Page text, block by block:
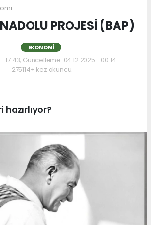
PROJESİ (BAP)
EKONOMI
17:43, Güncelleme: 04.12.2025 - 00:14
275114+ kez okundu.
hazırlıyor?